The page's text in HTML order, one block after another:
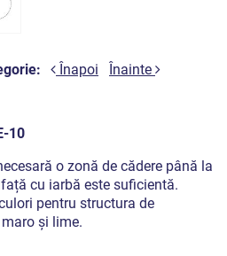
Înapoi Înainte
10
o zonă de cădere până la
cu iarbă este suficientă.
pentru structura de
și lime.